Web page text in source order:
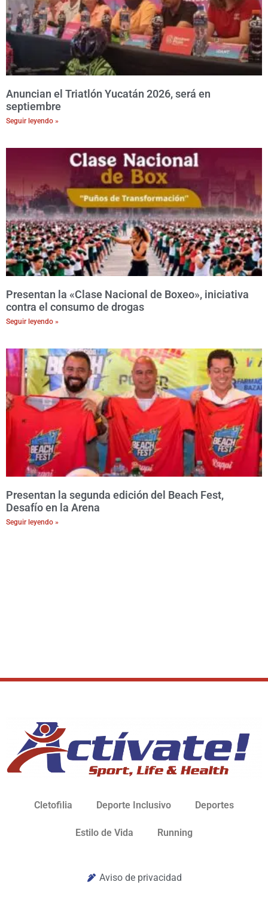
Anuncian el Triatlón Yucatán 2026, será en
septiembre
Seguir leyendo »
Presentan la «Clase Nacional de Boxeo», iniciativa
contra el consumo de drogas
Seguir leyendo »
Presentan la segunda edición del Beach Fest,
Desafío en la Arena
Seguir leyendo »
Cletofilia Deporte Inclusivo Deportes
Estilo de Vida Running
Aviso de privacidad